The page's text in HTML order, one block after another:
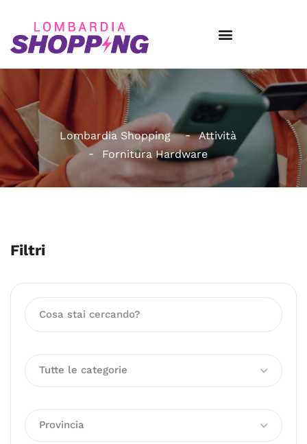
Lombardia Shopping
Attività
Fornitura Hardware
Filtri
Tutte le categorie
Provincia